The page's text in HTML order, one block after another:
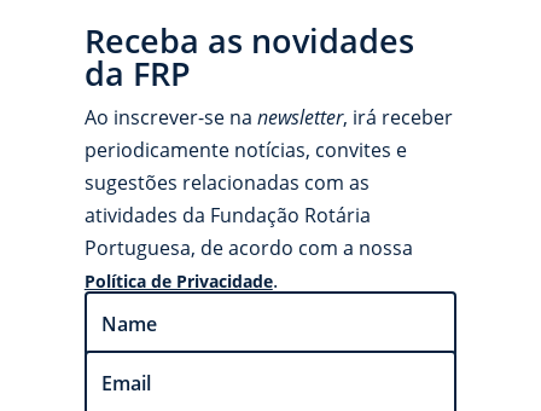
Receba as novidades
da FRP
Ao inscrever-se na newsletter, irá receber
periodicamente notícias, convites e
sugestões relacionadas com as
atividades da Fundação Rotária
Portuguesa, de acordo com a nossa
Política de Privacidade.